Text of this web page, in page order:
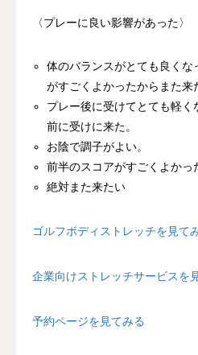
〈プレーに良い影響があった〉
体のバランスがとても良くな
がすごくよかったからまた来
プレー後に受けてとても軽く
前に受けに来た。
お陰で調子がよい。
前半のスコアがすごくよかっ
絶対また来たい
ゴルフボディストレッチを見て
企業向けストレッチサービスを
予約ページを見てみる